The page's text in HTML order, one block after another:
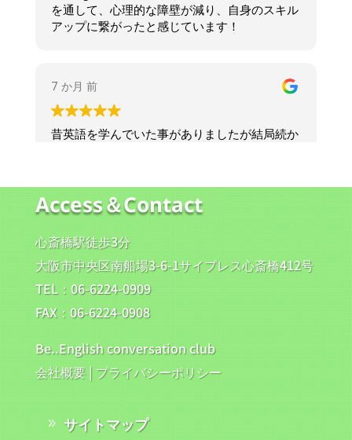
Access＆Contact
心斎橋駅徒歩3分
大阪市中央区南船場3-6-1サイプレス心斎橋412号
TEL：06-6224-0909
FAX：06-6224-0908
Be..English conversation club
会社概要| プライバシーポリシー
サイトマップ